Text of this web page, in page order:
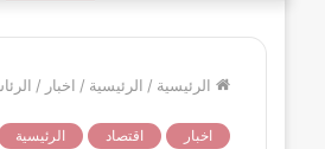
الرئيسية / الرئيسية / اخبار /
اخبار اقتصاد الرئيسية